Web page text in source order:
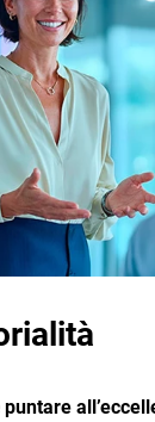
puntare